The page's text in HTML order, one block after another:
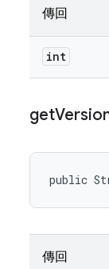
傳回
int
get
public
傳回